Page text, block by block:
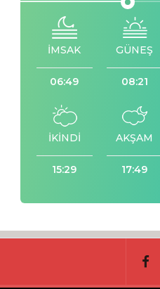
İMSAK
06:49
GÜNEŞ
08:21
İKİNDİ
15:29
AKŞAM
17:49